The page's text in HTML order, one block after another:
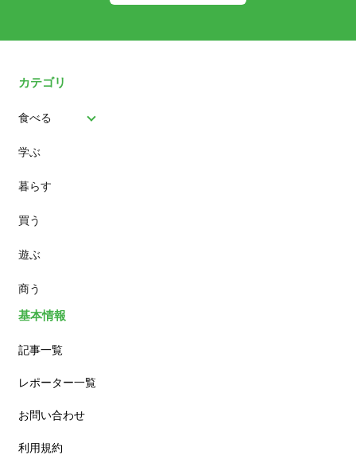
カテゴリ
食べる
パン
スイーツ
ランチ
カフェ
学ぶ
暮らす
買う
遊ぶ
商う
基本情報
記事一覧
レポーター一覧
お問い合わせ
利用規約